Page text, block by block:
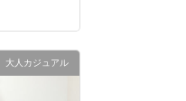
大人カジュアル